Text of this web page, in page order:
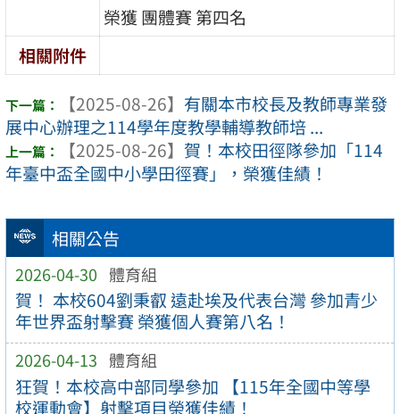
相關公告
2026-04-30 體育組
賀！ 本校604劉秉叡 遠赴埃及代表台灣 參加青少
年世界盃射擊賽 榮獲個人賽第八名！
2026-04-13 體育組
狂賀！本校高中部同學參加 【115年全國中等學
校運動會】射擊項目榮獲佳績！
榮獲 團體賽 第四名
相關附件
【2025-08-26】 有關本市校長及教師專業發
展中心辦理之114學年度教學輔導教師培 ...
【2025-08-26】 賀！本校田徑隊參加「114
年臺中盃全國中小學田徑賽」，榮獲佳績！